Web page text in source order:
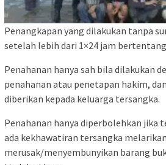
Penangkapan yang dilakukan tanpa
setelah lebih dari 1×24 jam
Penahanan hanya sah bila dilakukan
penahanan atau penetapan hakim,
diberikan kepada keluarga tersangka.
Penahanan hanya diperbolehkan jika
ada kekhawatiran tersangka
merusak/menyembunyikan barang